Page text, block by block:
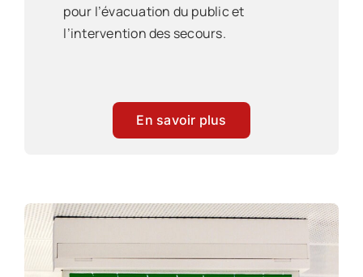
pour l’évacuation du public et
l’intervention des secours.
En savoir plus